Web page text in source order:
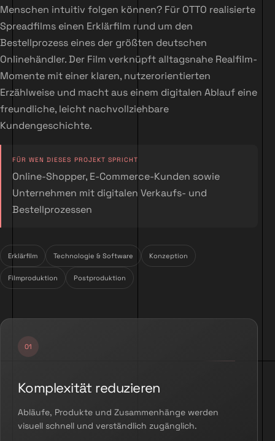
Menschen intuitiv folgen können? Für OTTO realisierte
Spreadfilms einen Erklärfilm rund um den
Bestellprozess eines der größten deutschen
Onlinehändler. Der Film verknüpft alltagsnahe Realfilm-
Momente mit einer klaren, nutzerorientierten
Erzählweise und macht aus einem digitalen Ablauf eine
freundliche, leicht nachvollziehbare
Kundengeschichte.
FÜR WEN DIESES PROJEKT SPRICHT
Online-Shopper, E-Commerce-Kunden sowie
Unternehmen mit digitalen Verkaufs- und
Bestellprozessen
Erklärfilm Technologie & Software Konzeption
Filmproduktion Postproduktion
Komplexität reduzieren
Abläufe, Produkte und Zusammenhänge werden
visuell schnell und verständlich zugänglich.